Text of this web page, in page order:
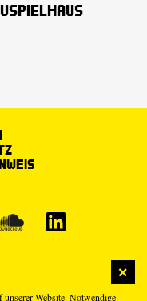
Website. Notwendige